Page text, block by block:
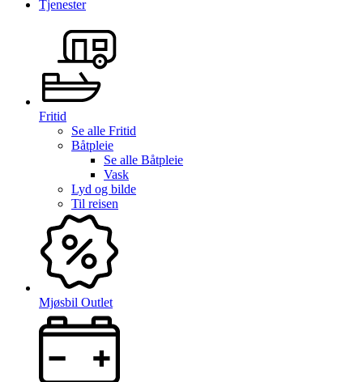
Tjenester
Fritid
Se alle Fritid
Båtpleie
Se alle Båtpleie
Vask
Lyd og bilde
Til reisen
Mjøsbil Outlet